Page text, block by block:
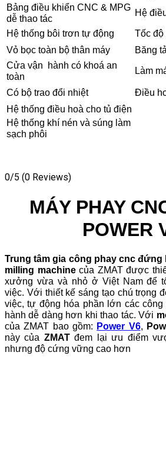
Bảng điều khiển CNC & MPG
dễ thao tác
Hệ
Hệ thống bôi trơn tự động
Tốc độ
Vỏ bọc toàn bộ thân máy
Băng
Cửa vận hành có khoá an
toàn
Làm
Có bộ trao đổi nhiệt
Điều
Hệ thống điều hoà cho tủ điện
Hệ thống khí nén và súng làm
sạch phôi
0/5 (0 Reviews)
MÁY PHAY
POWER
Trung tâm gia công phay cnc đứng
milling machinecủa ZMAT được
xưởng vừa và nhỏ ở Việt Nam để
việc. Với thiết kế sáng tạo chú trọng
việc, tự động hóa phần lớn các
hành dễ dàng hơn khi thao tác.Với
của ZMAT bao gồm: Power V6,
này của ZMATđem lại ưu điểm
nhưng độ cứng vững cao hơn